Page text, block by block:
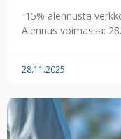
-15% alennusta
Alennus voimassa:
28.11.2025